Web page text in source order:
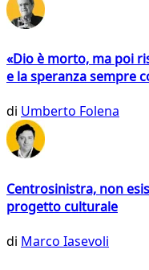
«Dio è morto, ma poi
e la speranza sempre
di Umberto Folena
Centrosinistra, non
progetto culturale
di Marco Iasevoli